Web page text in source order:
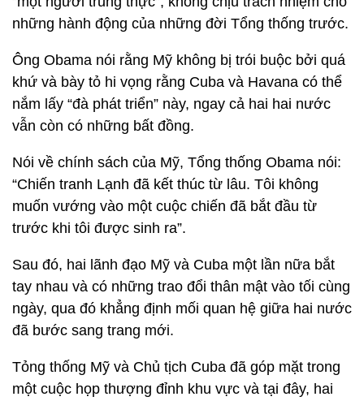
những hành động của những đời Tổng thống trước.
Ông Obama nói rằng Mỹ không bị trói buộc bởi quá
khứ và bày tỏ hi vọng rằng Cuba và Havana có thể
nắm lấy “đà phát triển” này, ngay cả hai hai nước
vẫn còn có những bất đồng.
Nói về chính sách của Mỹ, Tổng thống Obama nói:
“Chiến tranh Lạnh đã kết thúc từ lâu. Tôi không
muốn vướng vào một cuộc chiến đã bắt đầu từ
trước khi tôi được sinh ra”.
Sau đó, hai lãnh đạo Mỹ và Cuba một lần nữa bắt
tay nhau và có những trao đổi thân mật vào tối cùng
ngày, qua đó khẳng định mối quan hệ giữa hai nước
đã bước sang trang mới.
Tỏng thống Mỹ và Chủ tịch Cuba đã góp mặt trong
một cuộc họp thượng đỉnh khu vực và tại đây, hai